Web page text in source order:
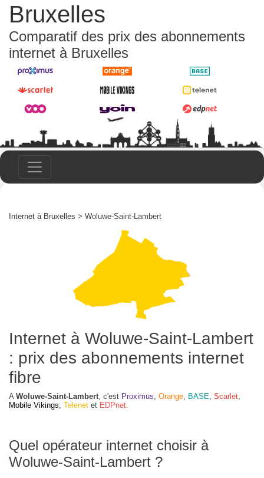
Bruxelles
Comparatif des prix des abonnements
internet à Bruxelles
Internet à Bruxelles > Woluwe-Saint-Lambert
Internet à Woluwe-Saint-Lambert
: prix des abonnements internet
fibre
A Woluwe-Saint-Lambert, c'est Proximus, Orange, BASE, Scarlet,
Mobile Vikings, Telenet et EDPnet.
Quel opérateur internet choisir à
Woluwe-Saint-Lambert ?